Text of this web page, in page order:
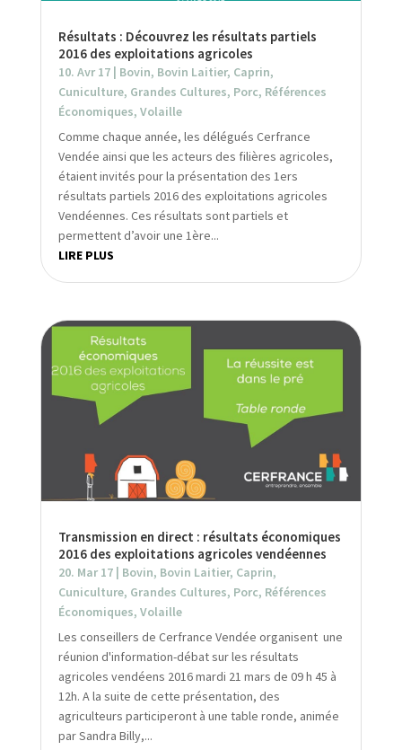
Résultats : Découvrez les résultats partiels
2016 des exploitations agricoles
10. Avr 17| Bovin, Bovin Laitier, Caprin,
Cuniculture, Grandes Cultures, Porc, Références
Économiques, Volaille
Comme chaque année, les délégués Cerfrance
Vendée ainsi que les acteurs des filières agricoles,
étaient invités pour la présentation des 1ers
résultats partiels 2016 des exploitations agricoles
Vendéennes. Ces résultats sont partiels et
permettent d’avoir une 1ère...
LIRE PLUS
Transmission en direct : résultats économiques
2016 des exploitations agricoles vendéennes
20. Mar 17| Bovin, Bovin Laitier, Caprin,
Cuniculture, Grandes Cultures, Porc, Références
Économiques, Volaille
Les conseillers de Cerfrance Vendée organisent une
réunion d'information-débat sur les résultats
agricoles vendéens 2016 mardi 21 mars de 09 h 45 à
12h. A la suite de cette présentation, des
agriculteurs participeront à une table ronde, animée
par Sandra Billy,...